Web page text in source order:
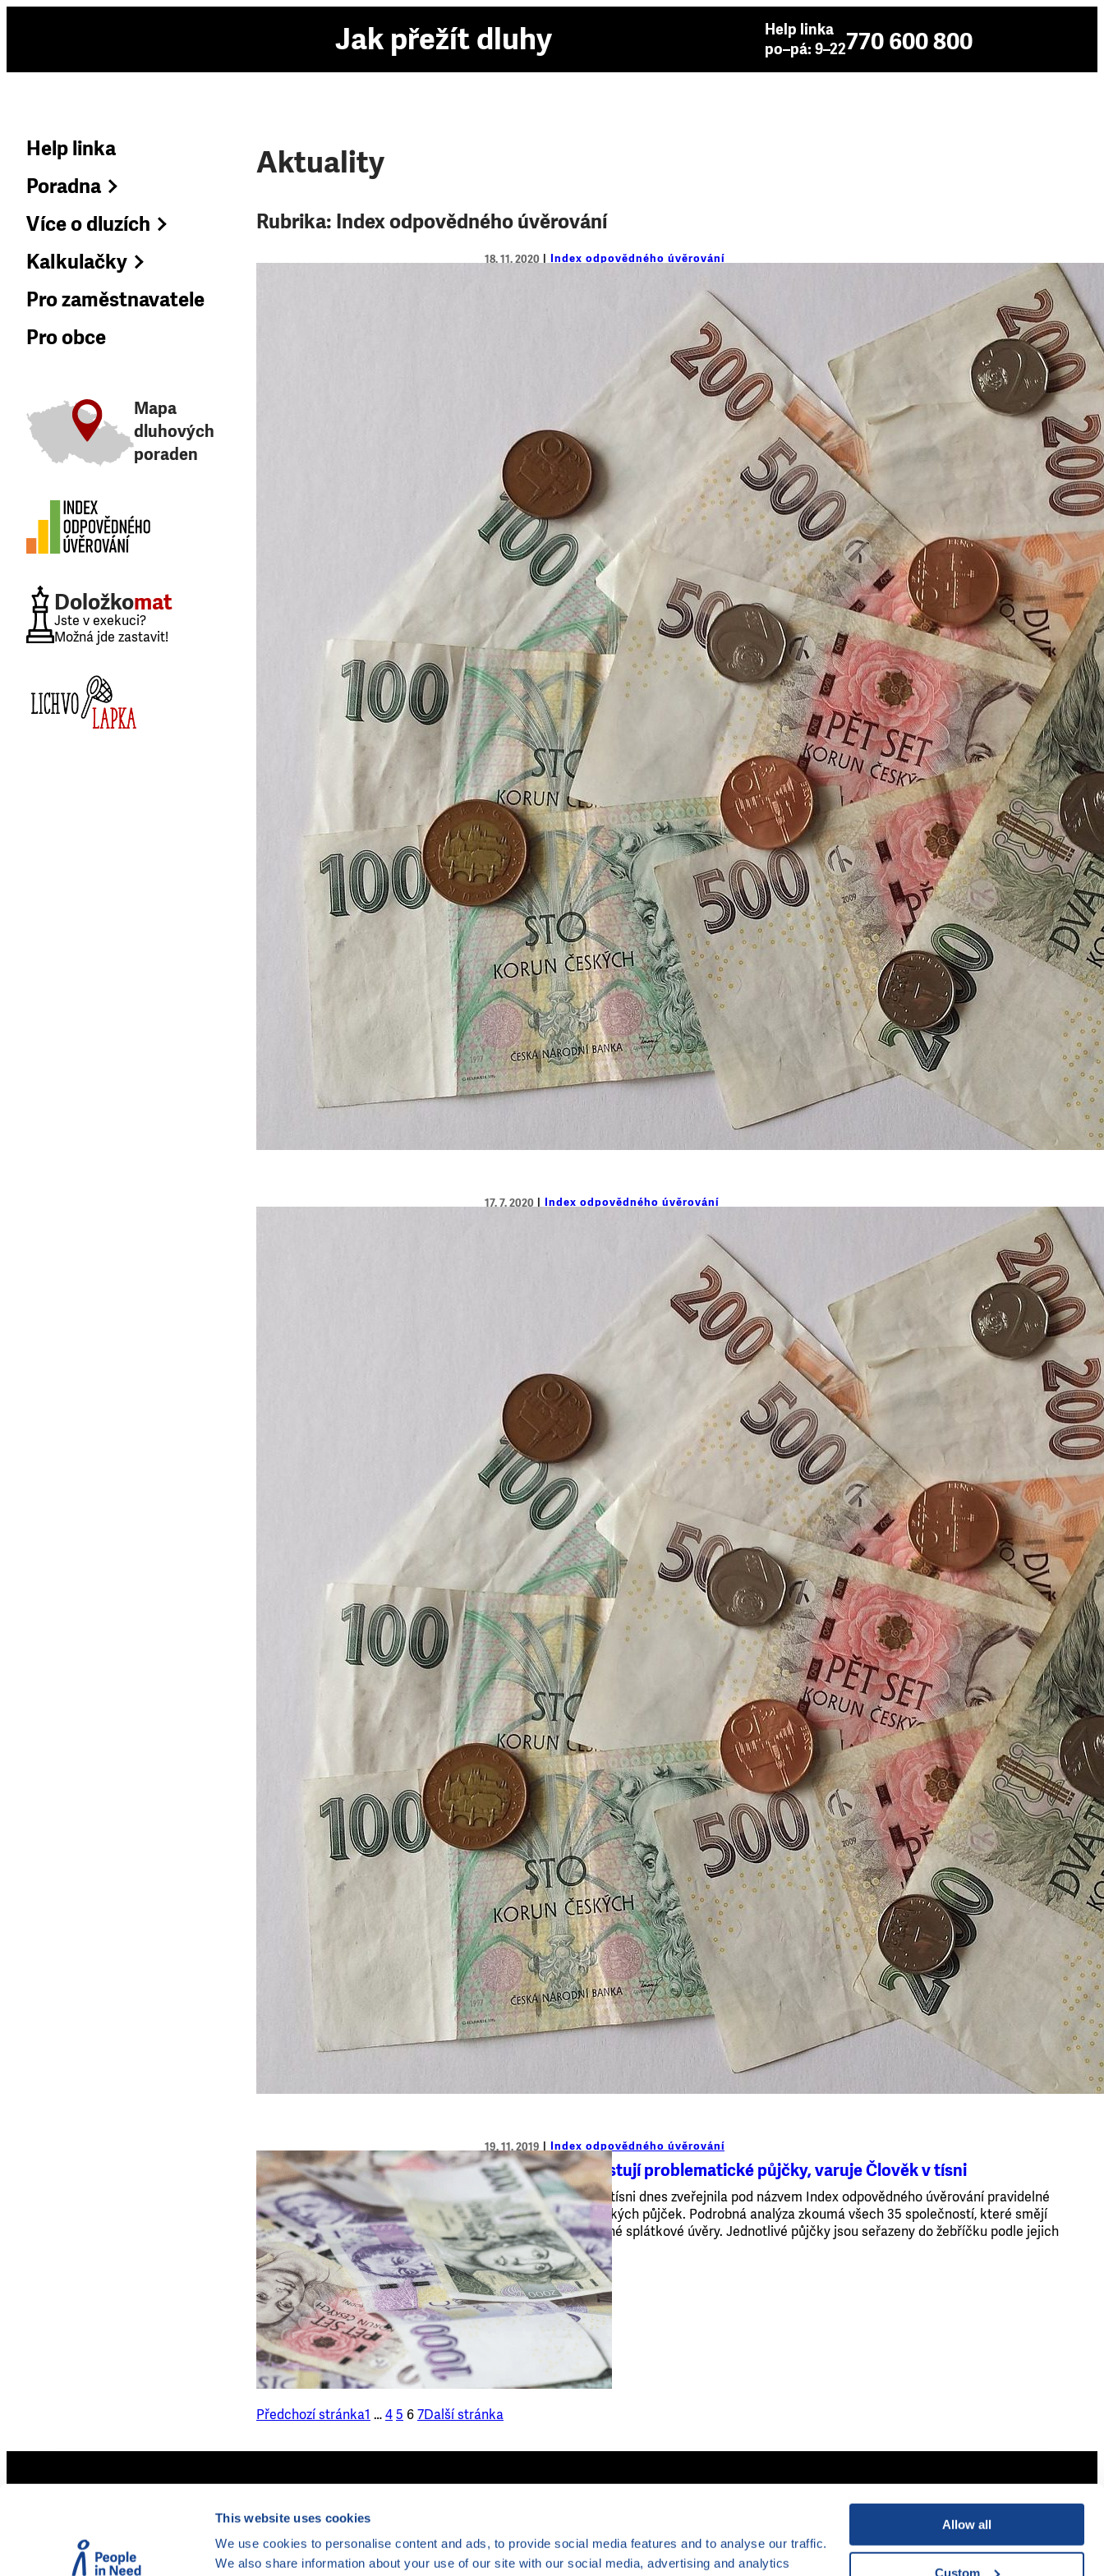
This website uses cookies
We use cookies to personalise content and ads, to provide social media features and to analyse our traffic.
We also share information about your use of our site with our social media, advertising and analytics
Allow all
Custom
Jak přežít dluhy
Help linka
po–pá: 9–22770 600 800
Help linka
Poradna
Více o dluzích
Kalkulačky
Pro zaměstnavatele
Pro obce
Mapa
dluhových
poraden
Doložkomat
Jste v exekuci?
Možná jde zastavit!
Aktuality
Rubrika: Index odpovědného úvěrování
18. 11. 2020 Index odpovědného úvěrování
Index odpovědného úvěrování napoví, kde je bezpečné si půjčit a komu se
Index odpovědného úvěrování, který dvakrát ročně zveřejňuje organizace Člověk v tísni, porovnává
ve svém podzimním vydání 38 poskytovatelů spotřebitelských úvěrů. Jednotlivé společnosti
zkoumá pomocí 15 parametrů z oblasti nákladů spojených s úvěrem, transparentnosti a klientské
vstřícnosti. Výsledky jednotlivých parametrů jsou…
17. 7. 2020 Index odpovědného úvěrování
Člověk v tísni srovnal mikropůjčky a varuje před náklady na prodlužování
Člověk v tísni, o.p.s. představuje srovnání poskytovatelů malých půjček – tzv. mikroúvěrů. Jde o
další ze série kroků, které chtějí přispět ke kultivaci trhu s půjčkami. Výsledky jsou shrnuty do
Indexu odpovědného úvěrování, který umožňuje jednotlivé společnosti porovnat.…
19. 11. 2019 Index odpovědného úvěrování
Na trhu stále existují problematické půjčky, varuje Člověk v tísni
Organizace Člověk v tísni dnes zveřejnila pod názvem Index odpovědného úvěrování pravidelné
srovnání spotřebitelských půjček. Podrobná analýza zkoumá všech 35 společností, které smějí
poskytovat nezajištěné splátkové úvěry. Jednotlivé půjčky jsou seřazeny do žebříčku podle jejich
bezpečnosti. Autoři…
Předchozí stránka1 …45 67Další stránka
Insolvenční rejstřík
Doložkomat
120 00 Praha 2
Česká republika
jakprezitdluhy@clovekvtisni.cz
www.clovekvtisni.cz